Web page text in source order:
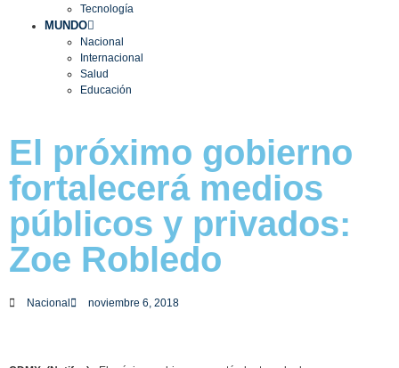
Tecnología
MUNDO
Nacional
Internacional
Salud
Educación
El próximo gobierno
fortalecerá medios
públicos y privados:
Zoe Robledo
Nacional noviembre 6, 2018